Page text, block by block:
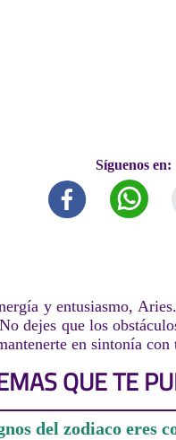
Síguenos en:
y entusiasmo,
dejes que los
en sintonía
QUE TE
del zodiaco eres